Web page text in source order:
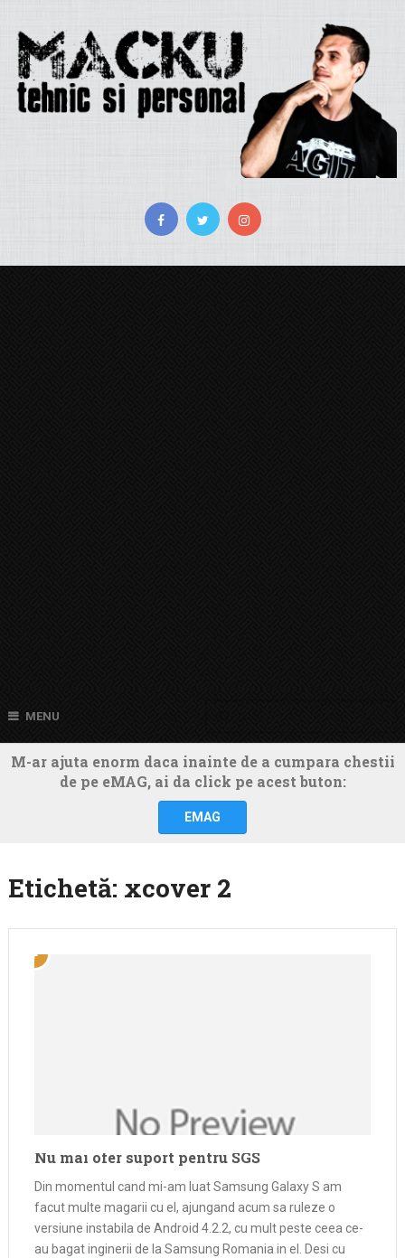
MENU
M-ar ajuta enorm daca inainte de a cumpara chestii
de pe eMAG, ai da click pe acest buton:
EMAG
Etichetă: xcover 2
Nu mai ofer suport pentru SGS
Din momentul cand mi-am luat Samsung Galaxy S am
facut multe magarii cu el, ajungand acum sa ruleze o
versiune instabila de Android 4.2.2, cu mult peste ceea ce-
au bagat inginerii de la Samsung Romania in el. Desi cu